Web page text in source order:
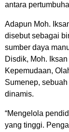
antara
Adapun Moh.
disebut sebagai
sumber daya
Disdik, Moh.
Kepemudaan,
Sumenep,
dinamis.
“Mengelola
yang tinggi.